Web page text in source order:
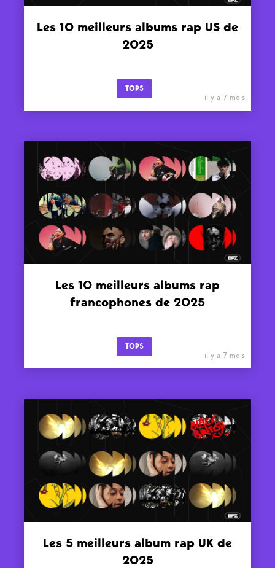
Les 10 meilleurs albums rap US de
2025
TOPS
il y a 7 mois
Les 10 meilleurs albums rap
francophones de 2025
TOPS
il y a 7 mois
Les 5 meilleurs album rap UK de
2025